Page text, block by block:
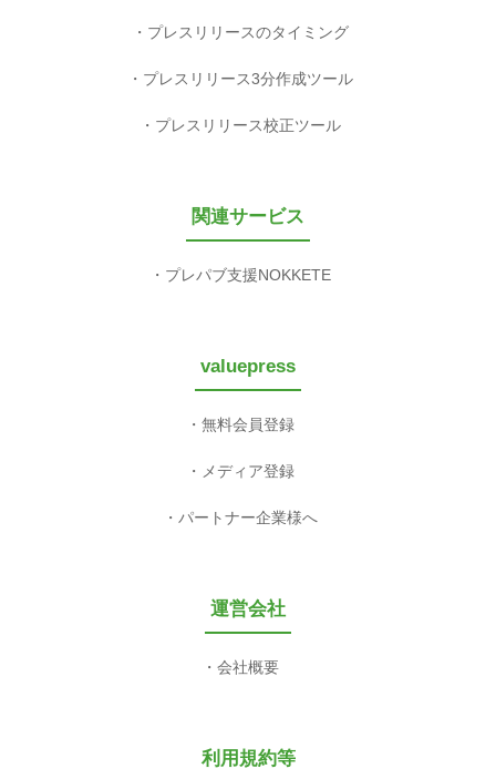
プレスリリースのタイミング
プレスリリース3分作成ツール
プレスリリース校正ツール
関連サービス
プレパブ支援NOKKETE
valuepress
無料会員登録
メディア登録
パートナー企業様へ
運営会社
会社概要
利用規約等